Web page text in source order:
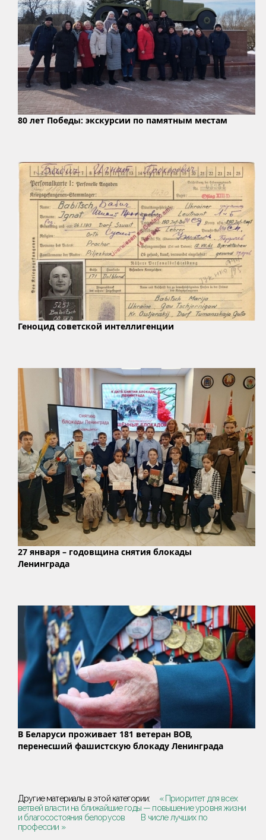
80 лет Победы: экскурсии по памятным местам
Геноцид советской интеллигенции
27 января – годовщина снятия блокады
Ленинграда
В Беларуси проживает 181 ветеран ВОВ,
перенесший фашистскую блокаду Ленинграда
Другие материалы в этой категории:
« Приоритет для всех
ветвей власти на ближайшие годы — повышение уровня жизни
и благосостояния белорусов
В числе лучших по
профессии »